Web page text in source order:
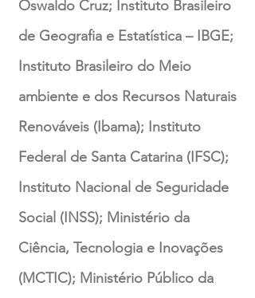
Oswaldo Cruz; Instituto Brasileiro
de Geografia e Estatística – IBGE;
Instituto Brasileiro do Meio
ambiente e dos Recursos Naturais
Renováveis (Ibama); Instituto
Federal de Santa Catarina (IFSC);
Instituto Nacional de Seguridade
Social (INSS); Ministério da
Ciência, Tecnologia e Inovações
(MCTIC); Ministério Público da